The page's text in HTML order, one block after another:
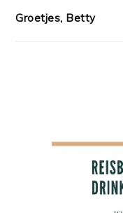
Groetjes, Betty